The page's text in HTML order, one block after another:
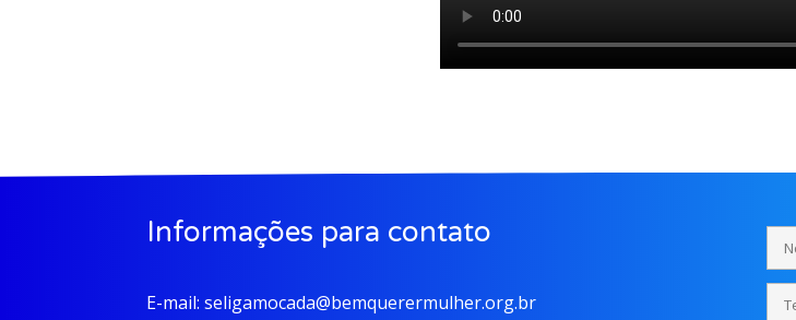
Informações para contato
E-mail:seligamocada@bemquerermulher.org.br